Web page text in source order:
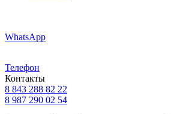
WhatsApp
Телефон
Контакты
8 843 288 82 22
8 987 290 02 54